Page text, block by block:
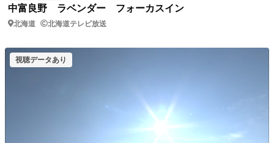
中富良野 ラベンダー フォーカスイン
北海道 北海道テレビ放送
視聴データあり